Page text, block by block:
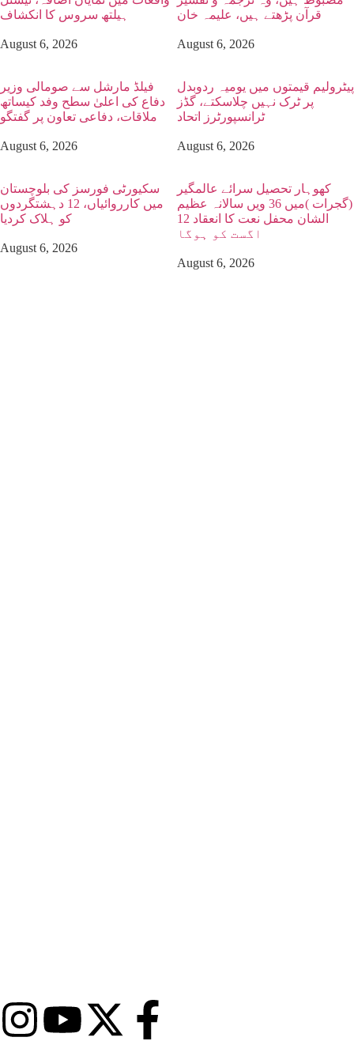
ہیلتھ سروس کا انکشاف
August 6, 2026
قرآن پڑھتے ہیں، علیمہ خان
August 6, 2026
فیلڈ مارشل سے صومالی وزیر
دفاع کی اعلیٰ سطح وفد کیساتھ
ملاقات، دفاعی تعاون پر گفتگو
August 6, 2026
پیٹرولیم قیمتوں میں یومیہ ردوبدل
پر ٹرک نہیں چلاسکتے، گڈز
ٹرانسپورٹرز اتحاد
August 6, 2026
سکیورٹی فورسز کی بلوچستان
میں کارروائیاں، 12 دہشتگردوں
کو ہلاک کردیا
August 6, 2026
کھوہار تحصیل سرائے عالمگیر
(گجرات )میں 36 ویں سالانہ عظیم
الشان محفل نعت کا انعقاد 12
اگست کو ہوگا
August 6, 2026